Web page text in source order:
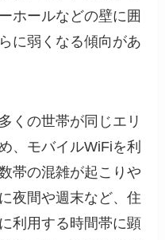
ホールなどの壁に囲
に弱くなる傾向があ
くの世帯が同じエリ
、モバイルWiFiを利
帯の混雑が起こりや
夜間や週末など、住
利用する時間帯に顕